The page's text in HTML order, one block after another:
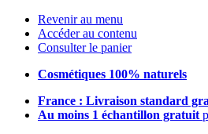
Revenir au menu
Accéder au contenu
Consulter le panier
Cosmétiques 100% naturels
France : Livraison standard
Au moins 1 échantillon gratuit